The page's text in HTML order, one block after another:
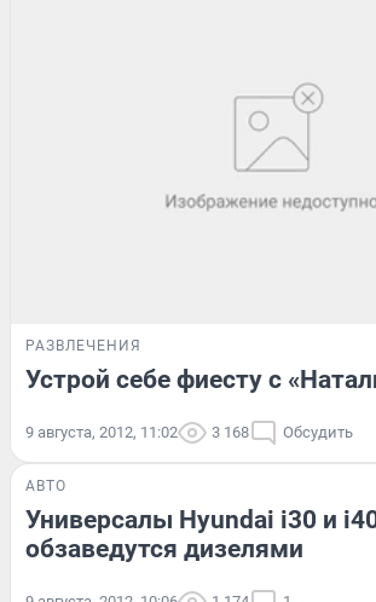
РАЗВЛЕЧЕНИЯ
Устрой себе фиесту с
9 августа, 2012, 11:02 3 168 Обсудить
АВТО
Универсалы Hyundai i30 и
обзаведутся дизелями